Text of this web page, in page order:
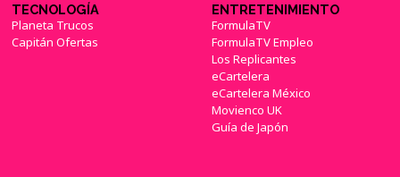
TECNOLOGÍA
Planeta Trucos
Capitán Ofertas
ENTRETENIMIENTO
FormulaTV
FormulaTV Empleo
Los Replicantes
eCartelera
eCartelera México
Movienco UK
Guía de Japón